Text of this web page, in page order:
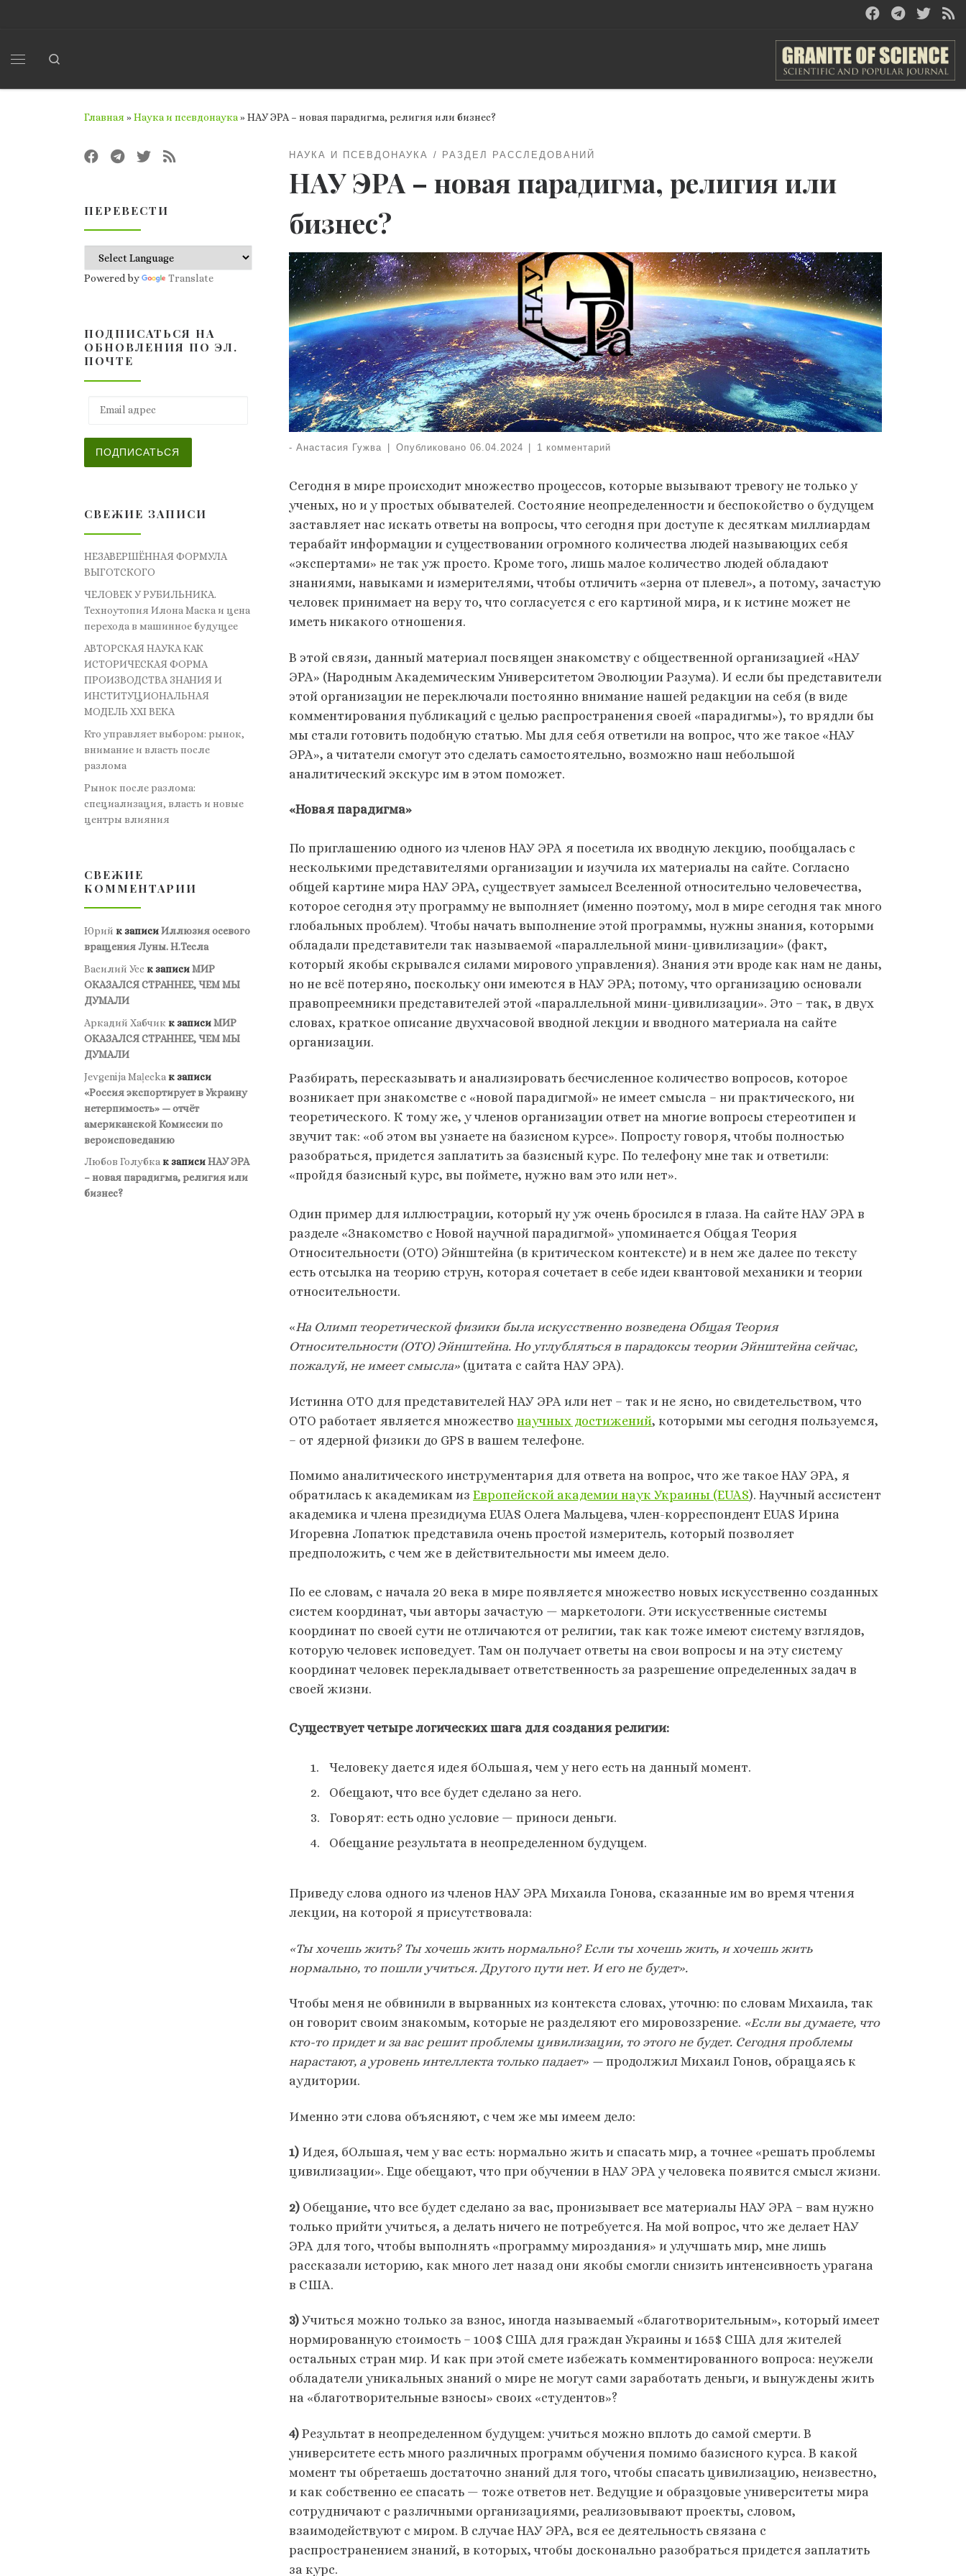
Главная »Наука и псевдонаука»НАУ ЭРА – новая парадигма, религия или бизнес?
НАУКА И ПСЕВДОНАУКА РАЗДЕЛ РАССЛЕДОВАНИЙ
НАУ ЭРА – новая парадигма, религия или
бизнес?
- Анастасия Гужва Опубликовано 06.04.2024 1 комментарий
Сегодня в мире происходит множество процессов, которые вызывают тревогу не только у
ученых, но и у простых обывателей. Состояние неопределенности и беспокойство о будущем
заставляет нас искать ответы на вопросы, что сегодня при доступе к десяткам миллиардам
терабайт информации и существовании огромного количества людей называющих себя
«экспертами» не так уж просто. Кроме того, лишь малое количество людей обладают
знаниями, навыками и измерителями, чтобы отличить «зерна от плевел», а потому, зачастую
человек принимает на веру то, что согласуется с его картиной мира, и к истине может не
иметь никакого отношения.
В этой связи, данный материал посвящен знакомству с общественной организацией «НАУ
ЭРА» (Народным Академическим Университетом Эволюции Разума). И если бы представители
этой организации не переключали постоянно внимание нашей редакции на себя (в виде
комментирования публикаций с целью распространения своей «парадигмы»), то врядли бы
мы стали готовить подобную статью. Мы для себя ответили на вопрос, что же такое «НАУ
ЭРА», а читатели смогут это сделать самостоятельно, возможно наш небольшой
аналитический экскурс им в этом поможет.
«Новая парадигма»
По приглашению одного из членов НАУ ЭРА я посетила их вводную лекцию, пообщалась с
несколькими представителями организации и изучила их материалы на сайте. Согласно
общей картине мира НАУ ЭРА, существует замысел Вселенной относительно человечества,
которое сегодня эту программу не выполняет (именно поэтому, мол в мире сегодня так много
глобальных проблем). Чтобы начать выполнение этой программы, нужны знания, которыми
обладали представители так называемой «параллельной мини-цивилизации» (факт,
который якобы скрывался силами мирового управления). Знания эти вроде как нам не даны,
но не всё потеряно, поскольку они имеются в НАУ ЭРА; потому, что организацию основали
правопреемники представителей этой «параллельной мини-цивилизации». Это – так, в двух
словах, краткое описание двухчасовой вводной лекции и вводного материала на сайте
организации.
Разбирать, пересказывать и анализировать бесчисленное количество вопросов, которое
возникает при знакомстве с «новой парадигмой» не имеет смысла – ни практического, ни
теоретического. К тому же, у членов организации ответ на многие вопросы стереотипен и
звучит так: «об этом вы узнаете на базисном курсе». Попросту говоря, чтобы полностью
разобраться, придется заплатить за базисный курс. По телефону мне так и ответили:
«пройдя базисный курс, вы поймете, нужно вам это или нет».
Один пример для иллюстрации, который ну уж очень бросился в глаза. На сайте НАУ ЭРА в
разделе «Знакомство с Новой научной парадигмой» упоминается Общая Теория
Относительности (ОТО) Эйнштейна (в критическом контексте) и в нем же далее по тексту
есть отсылка на теорию струн, которая сочетает в себе идеи квантовой механики и теории
относительности.
«На Олимп теоретической физики была искусственно возведена Общая Теория
Относительности (ОТО) Эйнштейна. Но углубляться в парадоксы теории Эйнштейна сейчас,
пожалуй, не имеет смысла» (цитата с сайта НАУ ЭРА).
Истинна ОТО для представителей НАУ ЭРА или нет – так и не ясно, но свидетельством, что
ОТО работает является множество научных достижений, которыми мы сегодня пользуемся,
– от ядерной физики до GPS в вашем телефоне.
Помимо аналитического инструментария для ответа на вопрос, что же такое НАУ ЭРА, я
обратилась к академикам из Европейской академии наук Украины (EUAS). Научный ассистент
академика и члена президиума EUAS Олега Мальцева, член-корреспондент EUAS Ирина
Игоревна Лопатюк представила очень простой измеритель, который позволяет
предположить, с чем же в действительности мы имеем дело.
По ее словам, с начала 20 века в мире появляется множество новых искусственно созданных
систем координат, чьи авторы зачастую — маркетологи. Эти искусственные системы
координат по своей сути не отличаются от религии, так как тоже имеют систему взглядов,
которую человек исповедует. Там он получает ответы на свои вопросы и на эту систему
координат человек перекладывает ответственность за разрешение определенных задач в
своей жизни.
Существует четыре логических шага для создания религии:
Человеку дается идея бОльшая, чем у него есть на данный момент.
Обещают, что все будет сделано за него.
Говорят: есть одно условие — приноси деньги.
Обещание результата в неопределенном будущем.
Приведу слова одного из членов НАУ ЭРА Михаила Гонова, сказанные им во время чтения
лекции, на которой я присутствовала:
«Ты хочешь жить? Ты хочешь жить нормально? Если ты хочешь жить, и хочешь жить
нормально, то пошли учиться. Другого пути нет. И его не будет».
Чтобы меня не обвинили в вырванных из контекста словах, уточню: по словам Михаила, так
он говорит своим знакомым, которые не разделяют его мировоззрение. «Если вы думаете, что
кто-то придет и за вас решит проблемы цивилизации, то этого не будет. Сегодня проблемы
нарастают, а уровень интеллекта только падает» — продолжил Михаил Гонов, обращаясь к
аудитории.
Именно эти слова объясняют, с чем же мы имеем дело:
1) Идея, бОльшая, чем у вас есть: нормально жить и спасать мир, а точнее «решать проблемы
цивилизации». Еще обещают, что при обучении в НАУ ЭРА у человека появится смысл жизни.
2) Обещание, что все будет сделано за вас, пронизывает все материалы НАУ ЭРА – вам нужно
только прийти учиться, а делать ничего не потребуется. На мой вопрос, что же делает НАУ
ЭРА для того, чтобы выполнять «программу мироздания» и улучшать мир, мне лишь
рассказали историю, как много лет назад они якобы смогли снизить интенсивность урагана
в США.
3) Учиться можно только за взнос, иногда называемый «благотворительным», который имеет
нормированную стоимость – 100$ США для граждан Украины и 165$ США для жителей
остальных стран мир. И как при этой смете избежать комментированного вопроса: неужели
обладатели уникальных знаний о мире не могут сами заработать деньги, и вынуждены жить
на «благотворительные взносы» своих «студентов»?
4) Результат в неопределенном будущем: учиться можно вплоть до самой смерти. В
университете есть много различных программ обучения помимо базисного курса. В какой
момент ты обретаешь достаточно знаний для того, чтобы спасать цивилизацию, неизвестно,
и как собственно ее спасать — тоже ответов нет. Ведущие и образцовые университеты мира
сотрудничают с различными организациями, реализовывают проекты, словом,
взаимодействуют с миром. В случае НАУ ЭРА, вся ее деятельность связана с
распространением знаний, в которых, чтобы досконально разобраться придется заплатить
за курс.
ПЕРЕВЕСТИ
Powered by Translate
ПОДПИСАТЬСЯ НА
ОБНОВЛЕНИЯ ПО ЭЛ.
ПОЧТЕ
ПОДПИСАТЬСЯ
СВЕЖИЕ ЗАПИСИ
НЕЗАВЕРШЁННАЯ ФОРМУЛА
ВЫГОТСКОГО
ЧЕЛОВЕК У РУБИЛЬНИКА.
Техноутопия Илона Маска и цена
перехода в машинное будущее
АВТОРСКАЯ НАУКА КАК
ИСТОРИЧЕСКАЯ ФОРМА
ПРОИЗВОДСТВА ЗНАНИЯ И
ИНСТИТУЦИОНАЛЬНАЯ
МОДЕЛЬ XXI ВЕКА
Кто управляет выбором: рынок,
внимание и власть после
разлома
Рынок после разлома:
специализация, власть и новые
центры влияния
СВЕЖИЕ
КОММЕНТАРИИ
Юрий к записиИллюзия осевого
вращения Луны. Н.Тесла
Василий Усс к записиМИР
ОКАЗАЛСЯ СТРАННЕЕ, ЧЕМ МЫ
ДУМАЛИ
Аркадий Хабчик к записиМИР
ОКАЗАЛСЯ СТРАННЕЕ, ЧЕМ МЫ
ДУМАЛИ
Jevgenija Maļecka к записи
«Россия экспортирует в Украину
нетерпимость» — отчёт
американской Комиссии по
вероисповеданию
Любов Голубкак записиНАУ ЭРА
– новая парадигма, религия или
бизнес?